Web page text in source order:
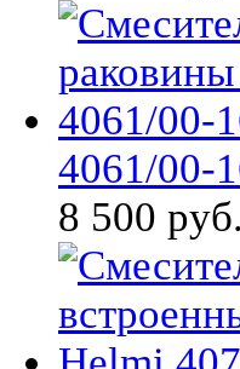
4061/00-
8 500 руб.